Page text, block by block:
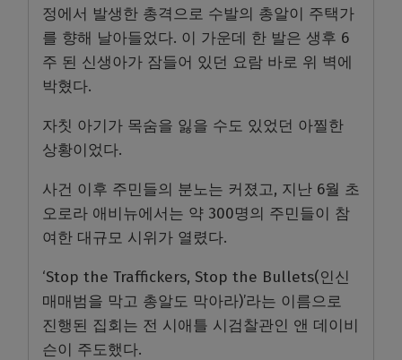
정에서 발생한 총격으로 수발의 총알이 주택가
를 향해 날아들었다. 이 가운데 한 발은 생후 6
주 된 신생아가 잠들어 있던 요람 바로 위 벽에
박혔다.
자칫 아기가 목숨을 잃을 수도 있었던 아찔한
상황이었다.
사건 이후 주민들의 분노는 커졌고, 지난 6월 초
오로라 애비뉴에서는 약 300명의 주민들이 참
여한 대규모 시위가 열렸다.
‘Stop the Traffickers, Stop the Bullets(인신
매매범을 막고 총알도 막아라)’라는 이름으로
진행된 집회는 전 시애틀 시검찰관인 앤 데이비
슨이 주도했다.